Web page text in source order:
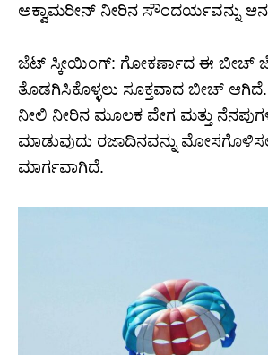
ಅಕ್ವಾಮರೀನ್ ನೀರಿನ ಸೌಂದರ್ಯವನ್ನು
ಜೆಟ್ ಸ್ಕೀಯಿಂಗ್: ಗೋಕರ್ಣಾದ ಈ ಬೀಚ್
ತೊಡಗಿಸಿಕೊಳ್ಳಲು ಸೂಕ್ತವಾದ ಬೀಚ್
ನೀಲಿ ನೀರಿನ ಮೂಲಕ ವೇಗ ಮತ್ತು
ಮಾಡುವುದು ರಜಾದಿನವನ್ನು
ಮಾರ್ಗವಾಗಿದೆ.